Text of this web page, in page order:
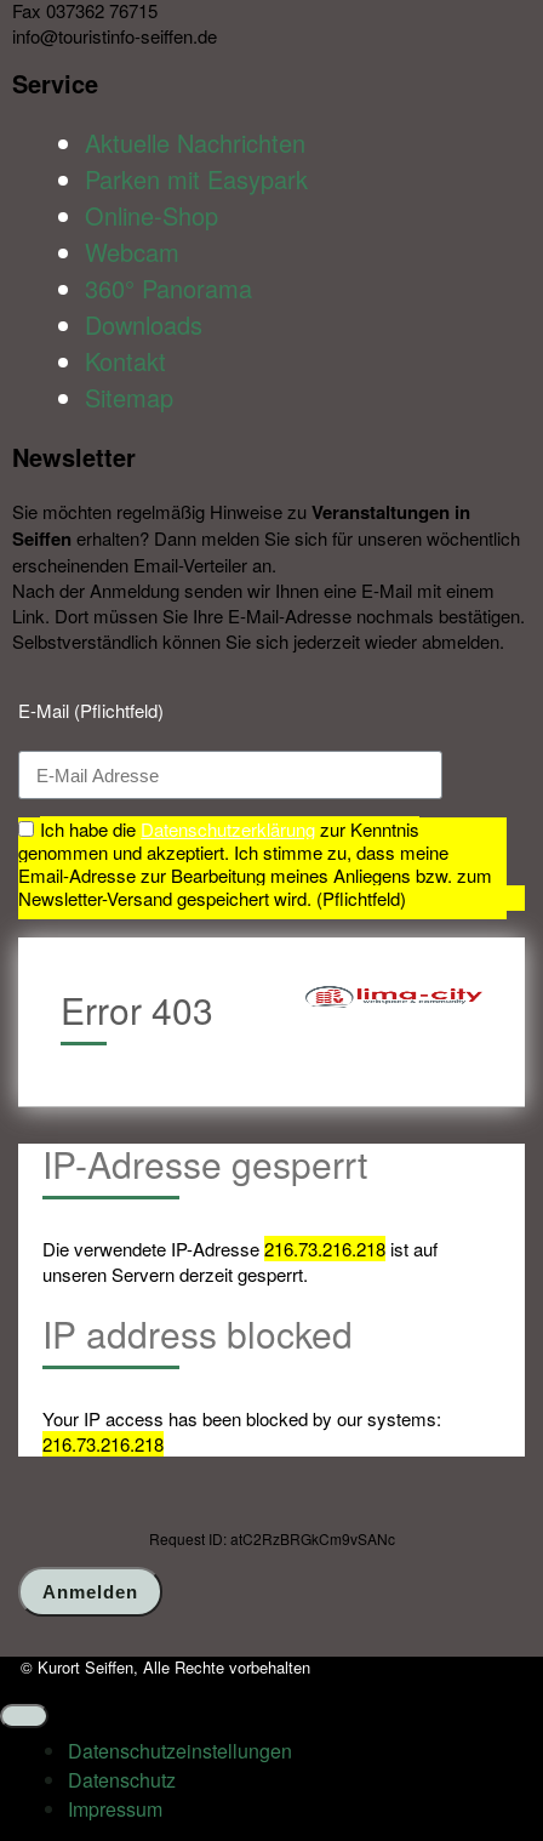
Fax 037362 76715
info@touristinfo-seiffen.de
Service​
Aktuelle Nachrichten
Parken mit Easypark
Online-Shop
Webcam
360° Panorama
Downloads
Kontakt
Sitemap
Newsletter​
Sie möchten regelmäßig Hinweise zu Veranstal­tungen in
Seiffen erhalten? Dann melden Sie sich für unseren wöchentlich
erscheinenden Email-Verteiler an.
Nach der Anmeldung senden wir Ihnen eine E-Mail mit einem
Link. Dort müssen Sie Ihre E-Mail-Adresse nochmals bestätigen.
Selbstverständlich können Sie sich jederzeit wieder abmelden.​
E-Mail (Pflichtfeld)
Ich habe die Datenschutzerklärungzur Kenntnis
genommen und akzeptiert. Ich stimme zu, dass meine
Email-Adresse zur Bearbeitung meines Anliegens bzw. zum
Newsletter-Versand gespeichert wird. (Pflichtfeld)
Error 403
IP-Adresse gesperrt
Die verwendete IP-Adresse216.73.216.218ist auf
unseren Servern derzeit gesperrt.
IP address blocked
Your IP access has been blocked by our systems:
216.73.216.218
Request ID: atC2RzBRGkCm9vSANc
© Kurort Seiffen, Alle Rechte vorbehalten
Datenschutz­einstellungen
Datenschutz
Impressum